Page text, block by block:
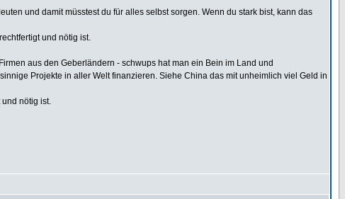
und damit müsstest du für alles selbst sorgen. Wenn du stark bist, kann das
und nötig ist.
aus den Geberländern - schwups hat man ein Bein im Land und
Projekte in aller Welt finanzieren. Siehe China das mit unheimlich viel Geld in
nötig ist.